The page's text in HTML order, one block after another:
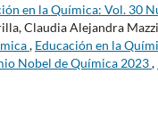
en la Química: Vol. 30
Claudia Alejandra
, Educación en la
Nobel de Química 2023,